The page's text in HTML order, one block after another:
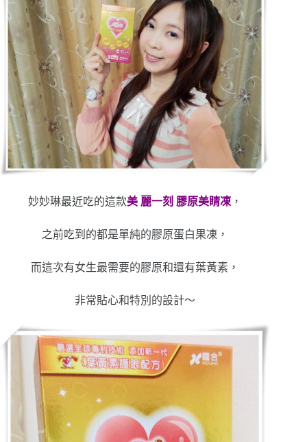
妙妙琳最近吃的這款美 麗一刻 膠原美睛凍 ，
之前吃到的都是單純的膠原蛋白果凍，
而這次有女生最需要的膠原和還有葉黃素，
非常貼心和特別的設計～